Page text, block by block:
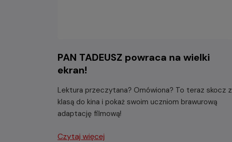
PAN TADEUSZ powraca na wielki
ekran!
Lektura przeczytana? Omówiona? To teraz skocz z
klasą do kina i pokaż swoim uczniom brawurową
adaptację filmową!
Czytaj więcej